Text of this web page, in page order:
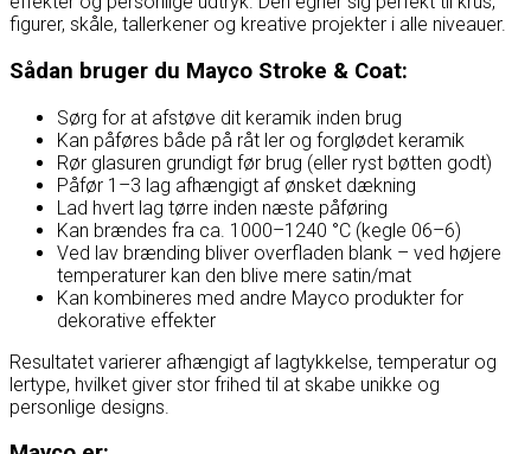
figurer, skåle, tallerkener og kreative projekter i alle niveauer.
Sådan bruger du Mayco Stroke & Coat:
Sørg for at afstøve dit keramik inden brug
Kan påføres både på råt ler og forglødet keramik
Rør glasuren grundigt før brug (eller ryst bøtten godt)
Påfør 1–3 lag afhængigt af ønsket dækning
Lad hvert lag tørre inden næste påføring
Kan brændes fra ca. 1000–1240 °C (kegle 06–6)
Ved lav brænding bliver overfladen blank – ved højere
temperaturer kan den blive mere satin/mat
Kan kombineres med andre Mayco produkter for
dekorative effekter
Resultatet varierer afhængigt af lagtykkelse, temperatur og
lertype, hvilket giver stor frihed til at skabe unikke og
personlige designs.